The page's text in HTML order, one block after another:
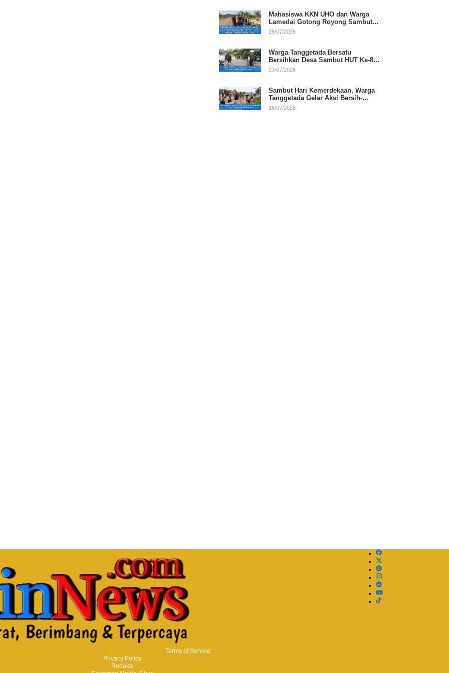
Mahasiswa KKN UHO dan Warga
Lamedai Gotong Royong Sambut
HUT Ke-81 RI
25/07/2026
Warga Tanggetada Bersatu
Bersihkan Desa Sambut HUT Ke-81
RI
23/07/2026
Sambut Hari Kemerdekaan, Warga
Tanggetada Gelar Aksi Bersih-
Bersih Desa
16/07/2026
Terms of Service
Privacy Policy
Redaksi